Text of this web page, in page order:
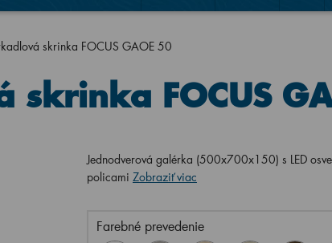
skrinka FOCUS GAOE 50
FOCUS
Jednodverová galérka (500x700x150) s LED
policami Zobraziť viac
Farebné prevedenie